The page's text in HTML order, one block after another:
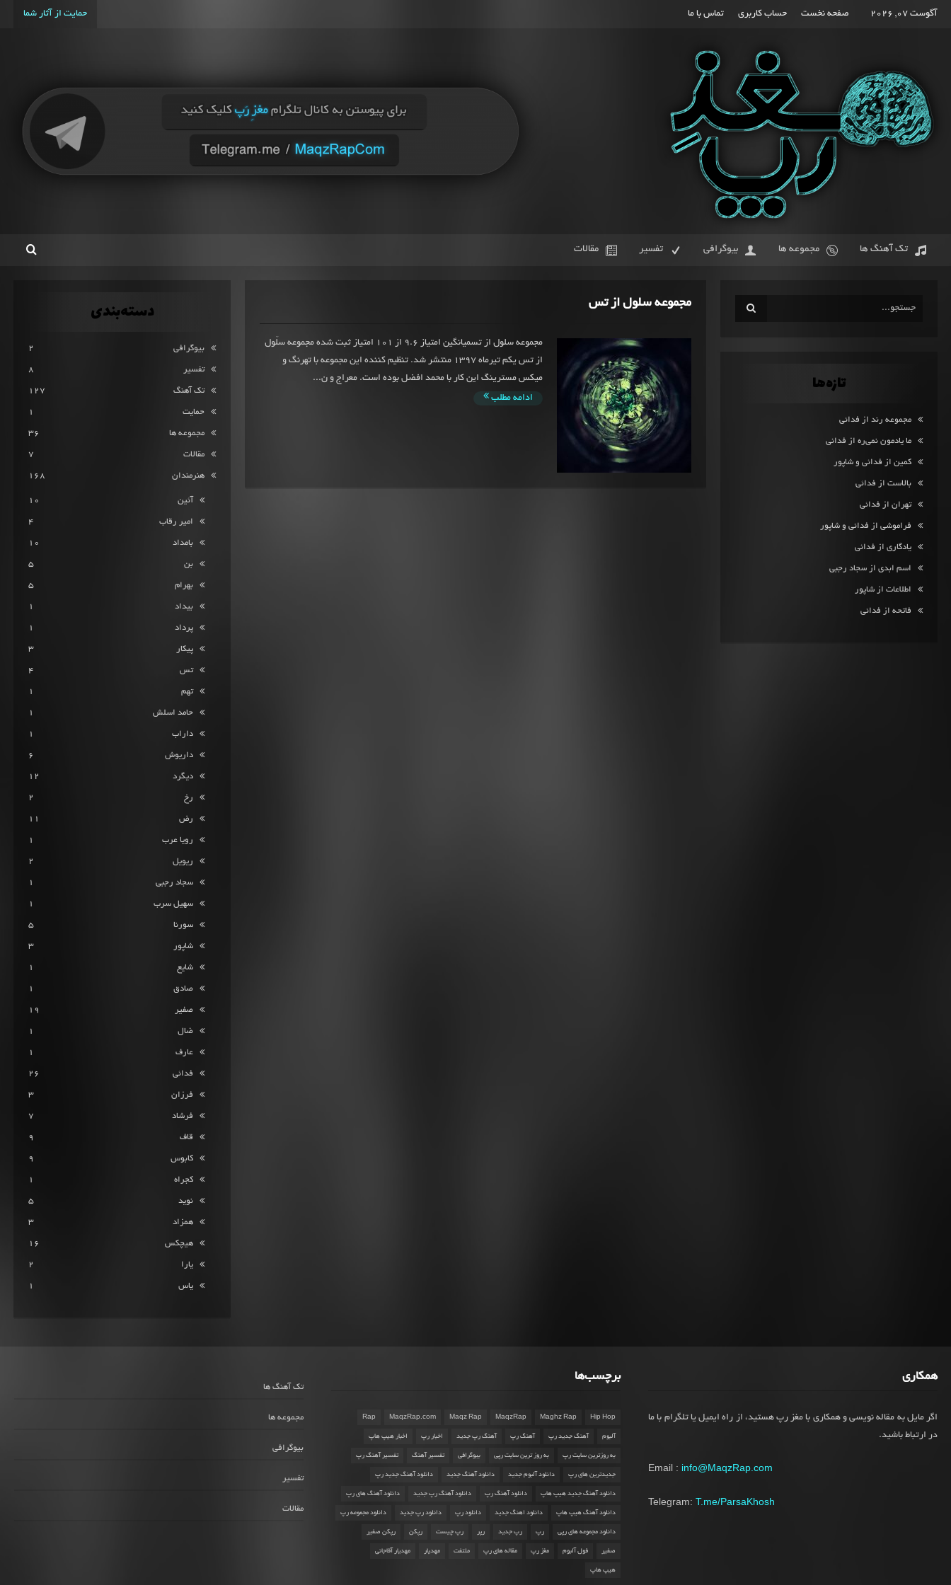
آگوست 07, 2026 حمایت از آثار شما صفحه نخست حساب کاربری تماس با ما
تک آهنگ ها مجموعه ها بیوگرافی تفسیر مقالات
مجموعه سلول از تس
مجموعه سلول از تسمیانگین امتیاز 9.6 از 101 امتیاز ثبت شده مجموعه سلّول
از تس یکم تیرماه 1397 منتشر شد. تنظیم کننده این مجموعه با تهرنگ و
میکس مسترینگ این کار با محمد افضل بوده است. معراج و ن...
ادامه مطلب
دسته‌بندی
بیوگرافی 2
تفسیر 8
تک آهنگ 127
حمایت 1
مجموعه ها 36
مقالات 7
هنرمندان 168
آئین 10
امیر رقاب 4
بامداد 10
بن 5
بهرام 5
بیداد 1
پرداد 1
پیکار 3
تس 4
تهم 1
حامد اسلش 1
داراب 1
داریوش 6
دیگرد 12
رخ 2
رض 11
رویا عرب 1
ریویل 2
سجاد رجبی 1
سهیل سرب 1
سورنا 5
شاپور 3
شایع 1
صادق 1
صفیر 19
ضال 1
عارف 1
فدائی 26
فرزان 3
فرشاد 7
قاف 9
کابوس 9
کجراه 1
نوید 5
همزاد 3
هیچکس 16
یارا 2
یاس 1
تازه‌ها
مجموعه رند از فدائی
ما یادمون نمی‌ره از فدائی
کمین از فدائی و شاپور
بالاست از فدائی
تهران از فدائی
فراموشی از فدائی و شاپور
یادگاری از فدائی
اسم ابدی از سجاد رجبی
اطلاعات از شاپور
فاتحه از فدائی
همکاری
اگر مایل به مقاله نویسی و همکاری با مغز رپ هستید، از راه ایمیل یا تلگرام با ما
در ارتباط باشید.
Email : info@MaqzRap.com
Telegram:T.me/ParsaKhosh
برچسب‌ها
Hip Hop
Maghz Rap
MaqzRap
Maqz Rap
MaqzRap.com
Rap
آلبوم آهنگ جدید رپ آهنگ رپ آهنگ رپ جدید اخبار رپ اخبار هیپ هاپ
به روزترین سایت رپ به روز ترین سایت رپی بیوگرافی تفسیر آهنگ تفسیر آهنگ رپ
جدیدترین های رپ دانلود آلبوم جدید دانلود آهنگ جدید دانلود آهنگ جدید رپ
دانلود آهنگ جدید هیپ هاپ دانلود آهنگ رپ دانلود آهنگ رپ جدید دانلود آهنگ های رپ
دانلود آهنگ هیپ هاپ دانلود اهنگ جدید دانلود رپ دانلود رپ جدید دانلود مجموعه رپ
دانلود مجموعه های رپی رپ رپ جدید رپر رپ چیست رپکن رپکن صفیر
صفیر فول آلبوم مغز رپ مقاله های رپ ملتفت مهدیار مهدیار آقاجانی
هیپ هاپ
تک آهنگ ها
مجموعه ها
بیوگرافی
تفسیر
مقالات